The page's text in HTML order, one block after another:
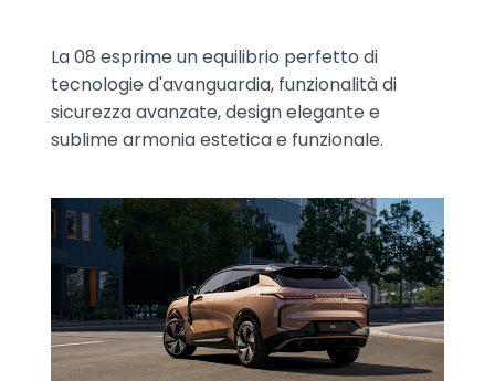
La 08 esprime un equilibrio perfetto di
tecnologie d'avanguardia, funzionalità di
sicurezza avanzate, design elegante e
sublime armonia estetica e funzionale.